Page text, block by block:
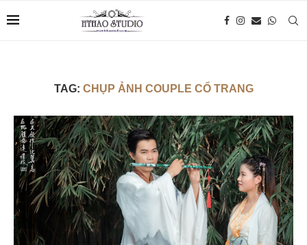
TAG: CHỤP ẢNH COUPLE CỔ TRANG